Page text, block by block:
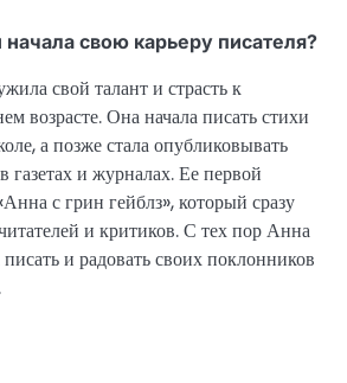
свою карьеру писателя?
свой талант и страсть к
возрасте. Она начала писать стихи
а позже стала опубликовывать
газетах и журналах. Ее первой
с грин гейблз», который сразу
и критиков. С тех пор Анна
и радовать своих поклонников